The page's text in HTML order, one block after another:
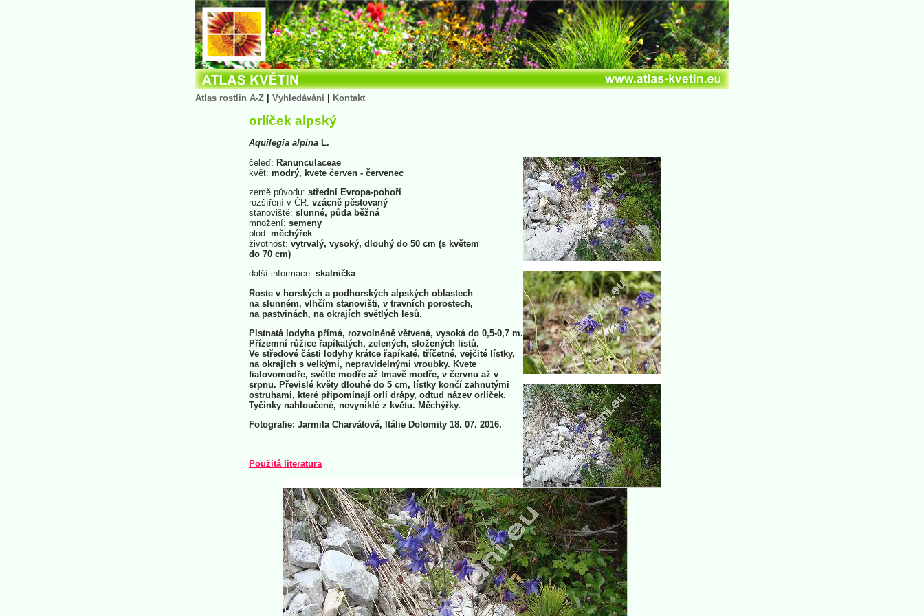
Atlas rostlin A-Z Vyhledávání Kontakt
orlíček alpský
Aquilegia alpina L.
čeleď: Ranunculaceae
květ: modrý, kvete červen - červenec
země původu: střední Evropa-pohoří
rozšíření v ČR: vzácně pěstovaný
stanoviště: slunné, půda běžná
množení: semeny
plod: měchýřek
životnost: vytrvalý, vysoký, dlouhý do 50 cm (s květem
do 70 cm)
další informace: skalnička
Roste v horských a podhorských alpských oblastech
na slunném, vlhčím stanovišti, v travních porostech,
na pastvinách, na okrajích světlých lesů.
Plstnatá lodyha přímá, rozvolněně větvená, vysoká do 0,5-0,7 m.
Přízemní růžice řapíkatých, zelených, složených listů.
Ve středové části lodyhy krátce řapíkaté, tříčetné, vejčité lístky,
na okrajích s velkými, nepravidelnými vroubky. Kvete
fialovomodře, světle modře až tmavě modře, v červnu až v
srpnu. Převislé květy dlouhé do 5 cm, lístky končí zahnutými
ostruhami, které připomínají orlí drápy, odtud název orlíček.
Tyčinky nahloučené, nevyniklé z květu. Měchýřky.
Fotografie: Jarmila Charvátová, Itálie Dolomity 18. 07. 2016.
Použitá literatura